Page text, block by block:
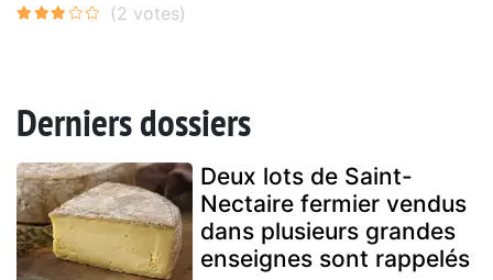
Derniers dossiers
Deux lots de Saint-
Nectaire fermier vendus
dans plusieurs grandes
enseignes sont rappelés